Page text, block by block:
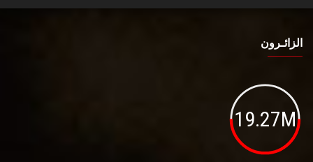
الزائـرون
19.27M